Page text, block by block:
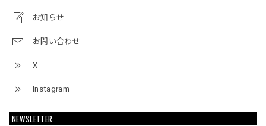
お知らせ
お問い合わせ
X
Instagram
NEWSLETTER